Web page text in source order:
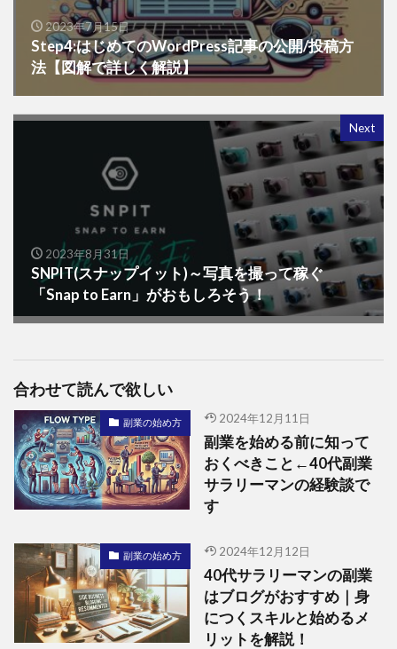
2023年7月15日
Step4:はじめてのWordPress記事の公開/投稿方
法【図解で詳しく解説】
Next
2023年8月31日
SNPIT(スナップイット)～写真を撮って稼ぐ
「Snap to Earn」がおもしろそう！
合わせて読んで欲しい
副業の始め方 2024年12月11日
副業を始める前に知って
おくべきこと←40代副業
サラリーマンの経験談で
す
副業の始め方 2024年12月12日
40代サラリーマンの副業
はブログがおすすめ｜身
につくスキルと始めるメ
リットを解説！